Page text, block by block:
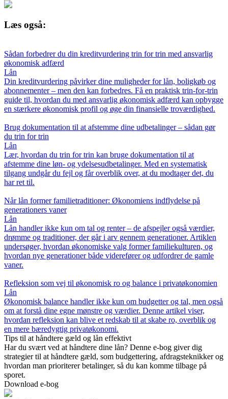
Læs også:
Sådan forbedrer du din kreditvurdering trin for trin med ansvarlig
økonomisk adfærd
Lån
Din kreditvurdering påvirker dine muligheder for lån, boligkøb og
abonnementer – men den kan forbedres. Få en praktisk trin-for-trin
guide til, hvordan du med ansvarlig økonomisk adfærd kan opbygge
en stærkere økonomisk profil og øge din finansielle troværdighed.
Brug dokumentation til at afstemme dine udbetalinger – sådan gør
du trin for trin
Lån
Lær, hvordan du trin for trin kan bruge dokumentation til at
afstemme dine løn- og ydelsesudbetalinger. Med en systematisk
tilgang undgår du fejl og får overblik over, at du modtager det, du
har ret til.
Når lån former familietraditioner: Økonomiens indflydelse på
generationers vaner
Lån
Lån handler ikke kun om tal og renter – de afspejler også værdier,
drømme og traditioner, der går i arv gennem generationer. Artiklen
undersøger, hvordan økonomiske valg former familiekulturen, og
hvordan nye generationer både viderefører og udfordrer de gamle
vaner.
Refleksion som vej til økonomisk ro og balance i privatøkonomien
Lån
Økonomisk balance handler ikke kun om budgetter og tal, men også
om at forstå dine egne mønstre og værdier. Denne artikel viser,
hvordan refleksion kan blive et redskab til at skabe ro, overblik og
en mere bæredygtig privatøkonomi.
Tips til at håndtere gæld og lån effektivt
Har du svært ved at håndtere dine lån? Denne e-bog giver dig
strategier til at håndtere gæld, som budgettering, afdragsteknikker og
hvordan man prioriterer betalinger, så du kan komme tilbage på
sporet.
Download e-bog